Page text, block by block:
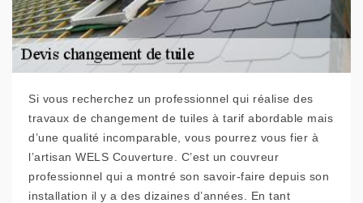
Si vous recherchez un professionnel qui réalise des
travaux de changement de tuiles à tarif abordable mais
d’une qualité incomparable, vous pourrez vous fier à
l’artisan WELS Couverture. C’est un couvreur
professionnel qui a montré son savoir-faire depuis son
installation il y a des dizaines d’années. En tant